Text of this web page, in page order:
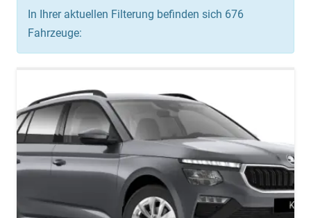
In Ihrer aktuellen Filterung befinden sich 676
Fahrzeuge: